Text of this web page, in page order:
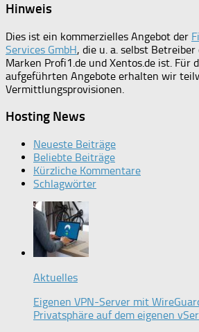
Hinweis
Dies ist ein kommerzielles Angebot der
Services GmbH, die u. a. selbst
Marken Profi1.de und Xentos.de ist. Für
aufgeführten Angebote erhalten wir
Vermittlungsprovisionen.
Hosting News
Neueste Beiträge
Beliebte Beiträge
Kürzliche Kommentare
Schlagwörter
Aktuelles
Eigenen VPN-Server mit
Privatsphäre auf dem eigenen